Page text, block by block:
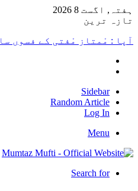
ہفتہ, اگست 8 2026
تازہ ترین
آپا : مْمتاز مْفتی کے فسوں
Sidebar
Random Article
Log In
Menu
Search for